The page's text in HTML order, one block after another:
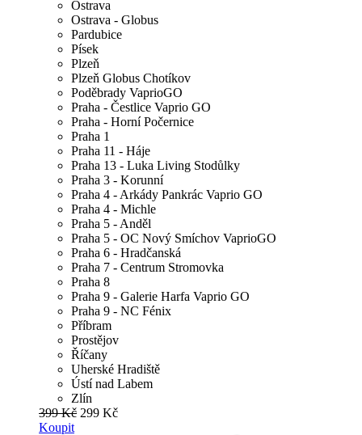
Ostrava
Ostrava - Globus
Pardubice
Písek
Plzeň
Plzeň Globus Chotíkov
Poděbrady VaprioGO
Praha - Čestlice Vaprio GO
Praha - Horní Počernice
Praha 1
Praha 11 - Háje
Praha 13 - Luka Living Stodůlky
Praha 3 - Korunní
Praha 4 - Arkády Pankrác Vaprio GO
Praha 4 - Michle
Praha 5 - Anděl
Praha 5 - OC Nový Smíchov VaprioGO
Praha 6 - Hradčanská
Praha 7 - Centrum Stromovka
Praha 8
Praha 9 - Galerie Harfa Vaprio GO
Praha 9 - NC Fénix
Příbram
Prostějov
Říčany
Uherské Hradiště
Ústí nad Labem
Zlín
399 Kč 299 Kč
Koupit